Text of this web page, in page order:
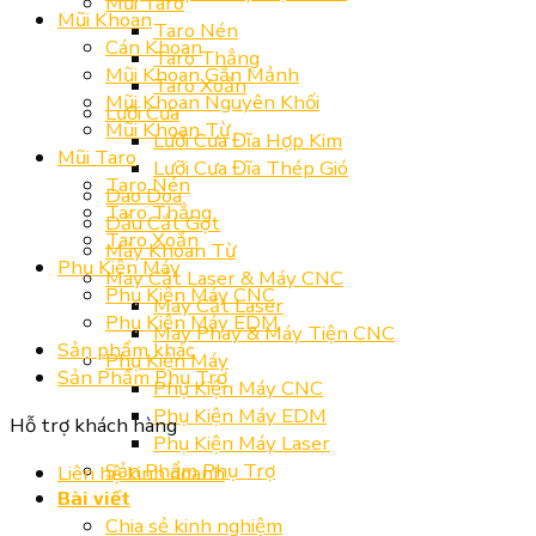
Taro Nén
Taro Thẳng
Taro Xoắn
Lưỡi Cưa
Lưỡi Cưa Đĩa Hợp Kim
Lưỡi Cưa Đĩa Thép Gió
Dao Doa
Dầu Cắt Gọt
Máy Khoan Từ
Máy Cắt Laser & Máy CNC
Máy Cắt Laser
Máy Phay & Máy Tiện CNC
Phụ Kiện Máy
Phụ Kiện Máy CNC
Phụ Kiện Máy EDM
Phụ Kiện Máy Laser
Sản Phẩm Phụ Trợ
Bài viết
Chia sẻ kinh nghiệm
Mũi Khoan
Cán Khoan
Mũi Khoan Gắn Mảnh
Mũi Khoan Nguyên Khối
Mũi Khoan Từ
Mũi Taro
Taro Nén
Taro Thẳng
Taro Xoắn
Phụ Kiện Máy
Phụ Kiện Máy CNC
Phụ Kiện Máy EDM
Sản phẩm khác
Sản Phẩm Phụ Trợ
Hỗ trợ khách hàng
Liên hệ kinh doanh